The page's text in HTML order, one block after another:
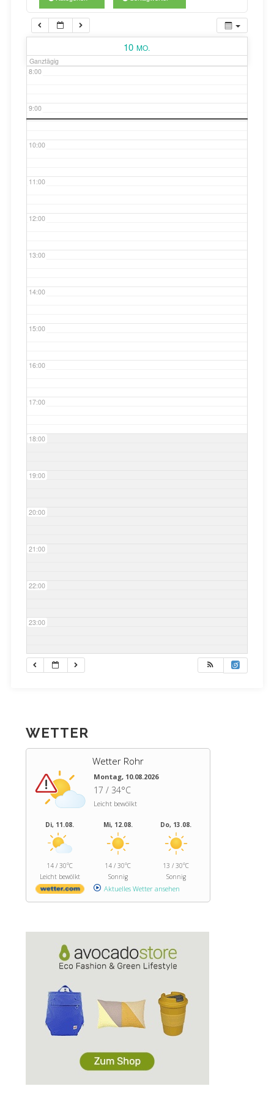
10 MO.
Ganztägig
7:00
8:00
9:00
10:00
11:00
12:00
13:00
14:00
15:00
16:00
17:00
18:00
19:00
20:00
21:00
22:00
23:00
WETTER
Wetter Rohr
Montag, 10.08.2026
17 / 34°C
Leicht bewölkt
Di, 11.08.
14 / 30°C
Leicht bewölkt
Mi, 12.08.
14 / 30°C
Sonnig
Do, 13.08.
13 / 30°C
Sonnig
Aktuelles Wetter ansehen